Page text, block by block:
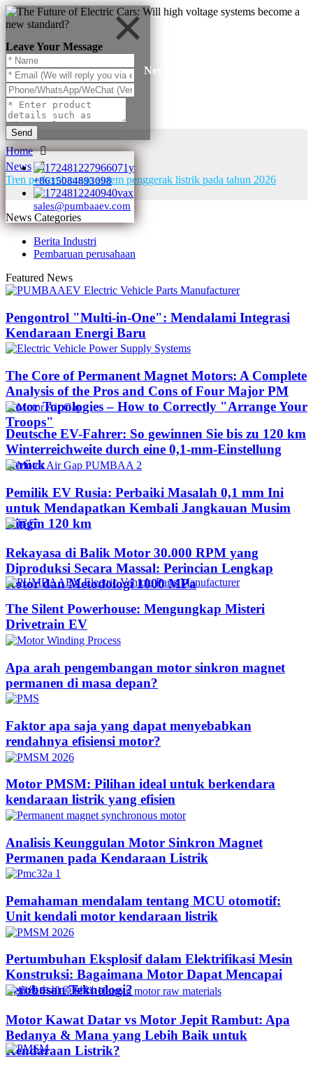
Leave Your Message
Send
+8615084893098
sales@pumbaaev.com
News
Home
News
Tren perkembangan sistem penggerak listrik pada tahun 2026
News Categories
Berita Industri
Pembaruan perusahaan
Featured News
Pengontrol "Multi-in-One": Mendalami Integrasi
Kendaraan Energi Baru
The Core of Permanent Magnet Motors: A Complete
Analysis of the Pros and Cons of Four Major PM
Rotor Topologies – How to Correctly "Arrange Your
Troops"
Deutsche EV-Fahrer: So gewinnen Sie bis zu 120 km
Winterreichweite durch eine 0,1-mm-Einstellung
zurück
Pemilik EV Rusia: Perbaiki Masalah 0,1 mm Ini
untuk Mendapatkan Kembali Jangkauan Musim
Dingin 120 km
Rekayasa di Balik Motor 30.000 RPM yang
Diproduksi Secara Massal: Perincian Lengkap
Rotor dan Metodologi 1000 MPa
The Silent Powerhouse: Mengungkap Misteri
Drivetrain EV
Apa arah pengembangan motor sinkron magnet
permanen di masa depan?
Faktor apa saja yang dapat menyebabkan
rendahnya efisiensi motor?
Motor PMSM: Pilihan ideal untuk berkendara
kendaraan listrik yang efisien
Analisis Keunggulan Motor Sinkron Magnet
Permanen pada Kendaraan Listrik
Pemahaman mendalam tentang MCU otomotif:
Unit kendali motor kendaraan listrik
Pertumbuhan Eksplosif dalam Elektrifikasi Mesin
Konstruksi: Bagaimana Motor Dapat Mencapai
Terobosan Teknologi?​
Motor Kawat Datar vs Motor Jepit Rambut: Apa
Bedanya & Mana yang Lebih Baik untuk
Kendaraan Listrik?